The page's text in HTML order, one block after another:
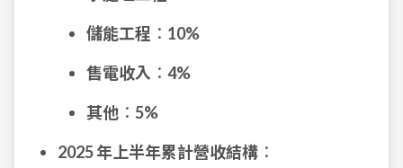
儲能工程 ： 10%
售電收入 ： 4%
其他 ： 5%
2025 年上半年累計營收結構 ：